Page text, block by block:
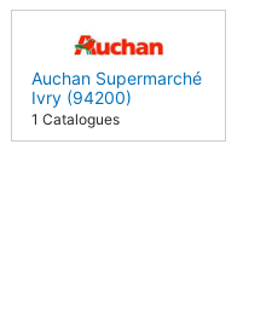
Auchan Supermarché
Ivry (94200)
1 Catalogues